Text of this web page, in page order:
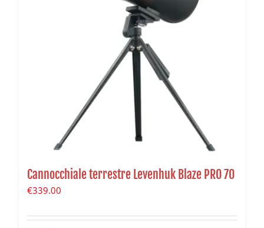
Cannocchiale terrestre Levenhuk Blaze PRO 70
€339.00